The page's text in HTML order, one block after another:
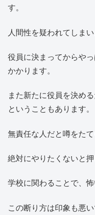
す。
人間性を疑われてしまい
役員に決まってからや
かかります。
また新たに役員を決め
ということもあります。
無責任な人だと噂をた
絶対にやりたくないと
学校に関わることで、怖
この断り方は印象も悪